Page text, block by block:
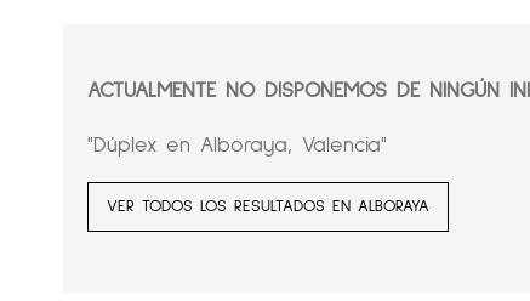
ACTUALMENTE NO DISPONEMOS DE NINGÚN
"Dúplex en Alboraya, Valencia"
VER TODOS LOS RESULTADOS EN ALBORAYA